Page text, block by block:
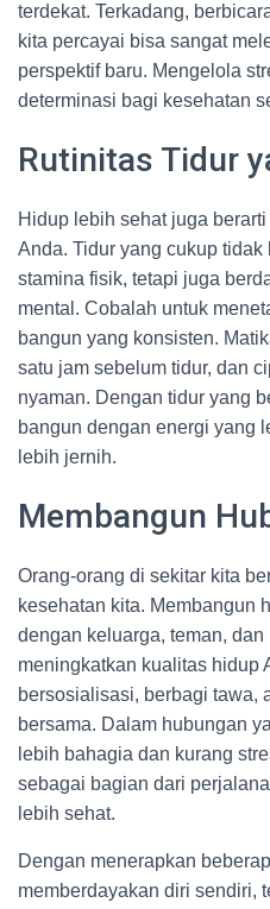
terdekat. Terkadang,
kita percayai bisa sangat
perspektif baru. Mengelola
determinasi bagi kesehatan
Rutinitas Tidur
Hidup lebih sehat juga
Anda. Tidur yang cukup
stamina fisik, tetapi juga
mental. Cobalah untuk
bangun yang konsisten.
satu jam sebelum tidur, dan
nyaman. Dengan tidur yang
bangun dengan energi yang
lebih jernih.
Membangun
Orang-orang di sekitar kita
kesehatan kita. Membangun
dengan keluarga, teman,
meningkatkan kualitas hidup
bersosialisasi, berbagi tawa,
bersama. Dalam hubungan
lebih bahagia dan kurang
sebagai bagian dari
lebih sehat.
Dengan menerapkan
memberdayakan diri sendiri,